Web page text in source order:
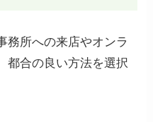
務所への来店やオンラ
都合の良い方法を選択